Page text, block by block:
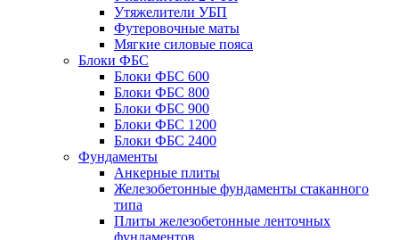
Утяжелители УБП
Футеровочные маты
Мягкие силовые пояса
Блоки ФБС
Блоки ФБС 600
Блоки ФБС 800
Блоки ФБС 900
Блоки ФБС 1200
Блоки ФБС 2400
Фундаменты
Анкерные плиты
Железобетонные фундаменты стаканного
типа
Плиты железобетонные ленточных
фундаментов